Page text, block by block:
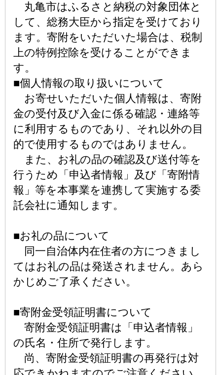
丸亀市はふるさと納税の対象団体と
して、総務大臣から指定を受けており
ます。寄附をいただいた場合は、税制
上の特例控除を受けることができま
す。
■個人情報の取り扱いについて
お寄せいただいた個人情報は、寄附
金の受付及び入金に係る確認・連絡等
に利用するものであり、それ以外の目
的で使用するものではありません。
また、お礼の品の確認及び送付等を
行うため「申込者情報」及び「寄附情
報」等を本事業を連携して実施する委
託会社に通知します。
■お礼の品について
同一自治体内在住者の方につきまし
てはお礼の品は発送されません。あら
かじめご了承ください。
■寄附金受領証明書について
寄附金受領証明書は「申込者情報」
の氏名・住所で発行します。
尚、寄附金受領証明書の再発行は対